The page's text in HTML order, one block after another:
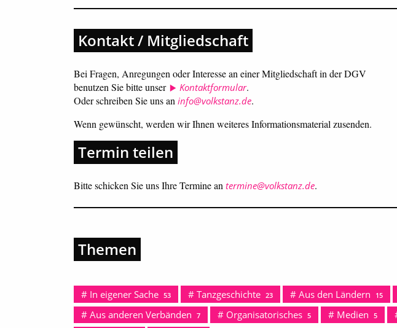
Kontakt / Mitgliedschaft
Bei Fragen, Anregungen oder Interesse an einer Mitgliedschaft in der DGV
benutzen Sie bitte unser
Kontaktformular.
Oder schreiben Sie uns an info@volkstanz.de.
Wenn gewünscht, werden wir Ihnen weiteres Informationsmaterial zusenden.
Termin teilen
Bitte schicken Sie uns Ihre Termine an termine@volkstanz.de.
Themen
In eigener Sache 53 Tanzgeschichte 23 Aus den Ländern 15
Aus anderen Verbänden 7 Organisatorisches 5 Medien 5